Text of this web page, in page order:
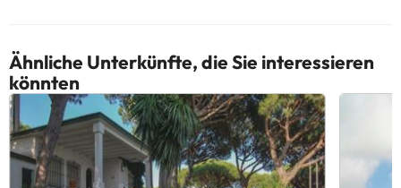
Ähnliche Unterkünfte, die Sie interessieren
könnten